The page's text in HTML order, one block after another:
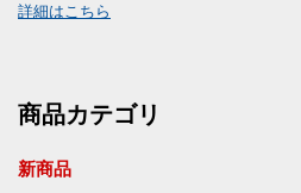
詳細はこちら
商品カテゴリ
新商品